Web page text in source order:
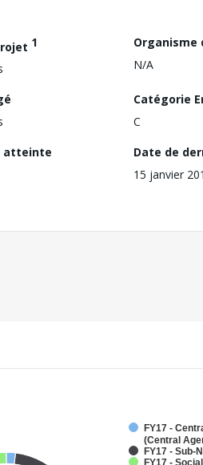
1
Organisme
N/A
Catégorie
C
atteinte
Date de
15 janvier
FY17 -
(Central
FY17 - Sub-